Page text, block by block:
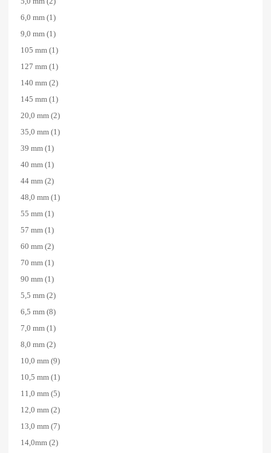
6,0 mm (1)
9,0 mm (1)
105 mm (1)
127 mm (1)
140 mm (2)
145 mm (1)
20,0 mm (2)
35,0 mm (1)
39 mm (1)
40 mm (1)
44 mm (2)
48,0 mm (1)
55 mm (1)
57 mm (1)
60 mm (2)
70 mm (1)
90 mm (1)
5,5 mm (2)
6,5 mm (8)
7,0 mm (1)
8,0 mm (2)
10,0 mm (9)
10,5 mm (1)
11,0 mm (5)
12,0 mm (2)
13,0 mm (7)
14,0mm (2)